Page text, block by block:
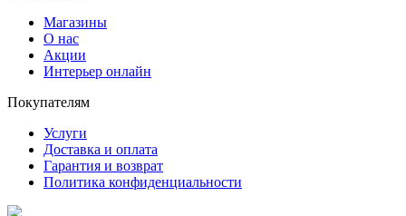
Магазины
О нас
Акции
Интерьер онлайн
Покупателям
Услуги
Доставка и оплата
Гарантия и возврат
Политика конфиденциальности